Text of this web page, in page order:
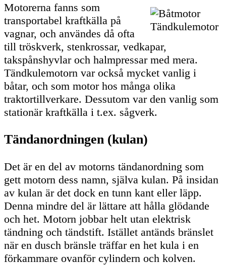
Motorerna fanns som
transportabel kraftkälla på
vagnar, och användes då ofta
till tröskverk, stenkrossar, vedkapar,
takspånshyvlar och halmpressar med mera.
Tändkulemotorn var också mycket vanlig i
båtar, och som motor hos många olika
traktortillverkare. Dessutom var den vanlig som
stationär kraftkälla i t.ex. sågverk.
Tändanordningen (kulan)
Det är en del av motorns tändanordning som
gett motorn dess namn, själva kulan. På insidan
av kulan är det dock en tunn kant eller läpp.
Denna mindre del är lättare att hålla glödande
och het. Motorn jobbar helt utan elektrisk
tändning och tändstift. Istället antänds bränslet
när en dusch bränsle träffar en het kula i en
förkammare ovanför cylindern och kolven.